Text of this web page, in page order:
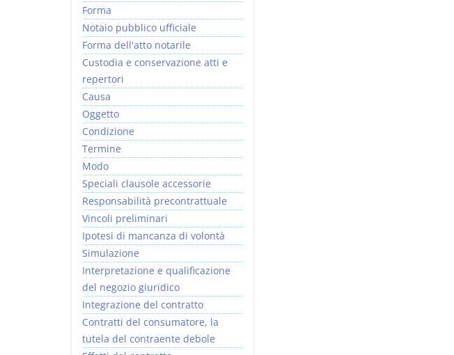
Forma
Notaio pubblico ufficiale
Forma dell'atto notarile
Custodia e conservazione atti e
repertori
Causa
Oggetto
Condizione
Termine
Modo
Speciali clausole accessorie
Responsabilità precontrattuale
Vincoli preliminari
Ipotesi di mancanza di volontà
Simulazione
Interpretazione e qualificazione
del negozio giuridico
Integrazione del contratto
Contratti del consumatore, la
tutela del contraente debole